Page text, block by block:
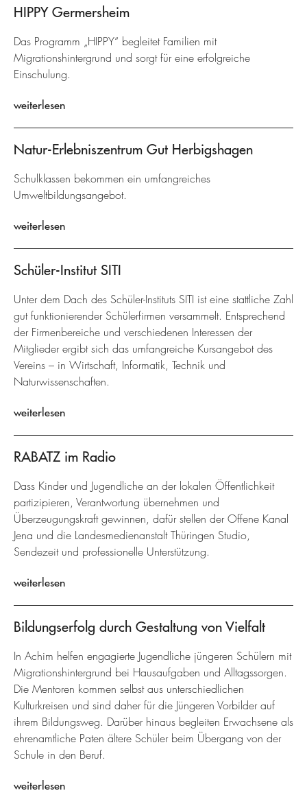
HIPPY Germersheim
Das Programm „HIPPY“ begleitet Familien mit
Migrationshintergrund und sorgt für eine erfolgreiche
Einschulung.
weiterlesen
Natur-Erlebniszentrum Gut Herbigshagen
Schulklassen bekommen ein umfangreiches
Umweltbildungsangebot.
weiterlesen
Schüler-Institut SITI
Unter dem Dach des Schüler-Instituts SITI ist eine stattliche Zahl
gut funktionierender Schülerfirmen versammelt. Entsprechend
der Firmenbereiche und verschiedenen Interessen der
Mitglieder ergibt sich das umfangreiche Kursangebot des
Vereins – in Wirtschaft, Informatik, Technik und
Naturwissenschaften.
weiterlesen
RABATZ im Radio
Dass Kinder und Jugendliche an der lokalen Öffentlichkeit
partizipieren, Verantwortung übernehmen und
Überzeugungskraft gewinnen, dafür stellen der Offene Kanal
Jena und die Landesmedienanstalt Thüringen Studio,
Sendezeit und professionelle Unterstützung.
weiterlesen
Bildungserfolg durch Gestaltung von Vielfalt
In Achim helfen engagierte Jugendliche jüngeren Schülern mit
Migrationshintergrund bei Hausaufgaben und Alltagssorgen.
Die Mentoren kommen selbst aus unterschiedlichen
Kulturkreisen und sind daher für die Jüngeren Vorbilder auf
ihrem Bildungsweg. Darüber hinaus begleiten Erwachsene als
ehrenamtliche Paten ältere Schüler beim Übergang von der
Schule in den Beruf.
weiterlesen